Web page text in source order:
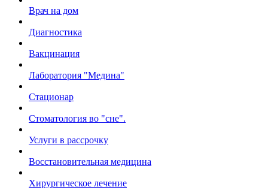
Врач на дом
Диагностика
Вакцинация
Лаборатория "Медина"
Стационар
Стоматология во "сне".
Услуги в рассрочку
Восстановительная медицина
Хирургическое лечение